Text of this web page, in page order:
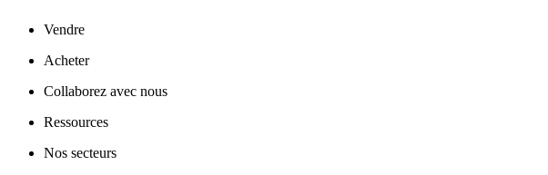
Vendre
Acheter
Collaborez avec nous
Ressources
Nos secteurs